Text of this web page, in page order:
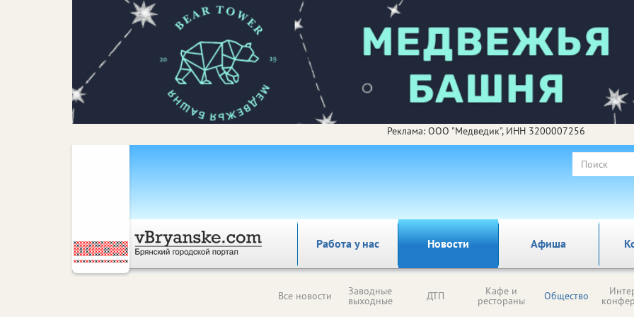
Реклама: ООО "Медведик", ИНН 3200007256
Работа у нас Новости Афиша
Все новости Заводные
выходные ДТП Кафе и
рестораны Общество